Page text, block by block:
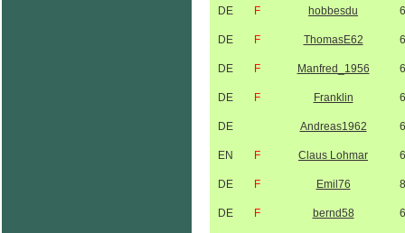
DE F hobbesdu
DE F ThomasE62
DE F Manfred_1956
DE F Franklin
DE Andreas1962
EN F Claus Lohmar
DE F Emil76
DE F bernd58